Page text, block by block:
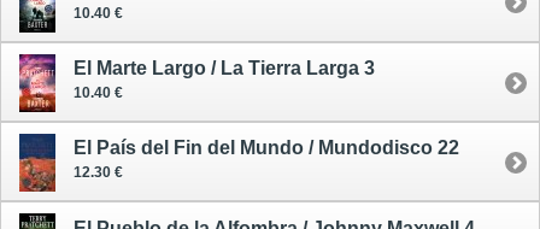
10.40 €
El Marte Largo / La Tierra Larga 3
10.40 €
El País del Fin del Mundo / Mundodisco 22
12.30 €